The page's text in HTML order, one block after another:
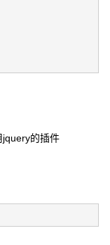
jquery的插件